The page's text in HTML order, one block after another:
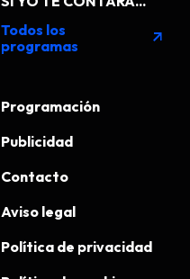
Todos los
programas
arrow_outward
Programación
Publicidad
Contacto
Aviso legal
Política de privacidad